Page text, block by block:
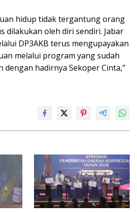
hidup tidak tergantung orang
dilakukan oleh diri sendiri. Jabar
DP3AKB terus mengupayakan
melalui program yang sudah
dengan hadirnya Sekoper Cinta,”